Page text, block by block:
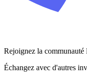
Rejoignez la communauté
Échangez avec d'autres